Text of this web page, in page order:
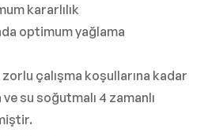
kararlılık
optimum yağlama
çalışma koşullarına kadar
su soğutmalı 4 zamanlı